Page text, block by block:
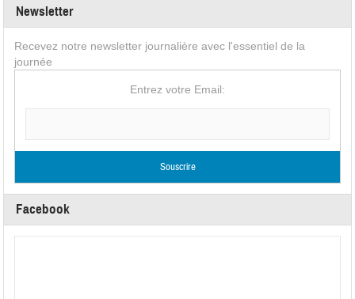
Newsletter
Recevez notre newsletter journalière avec l'essentiel de la
journée
Entrez votre Email:
Facebook